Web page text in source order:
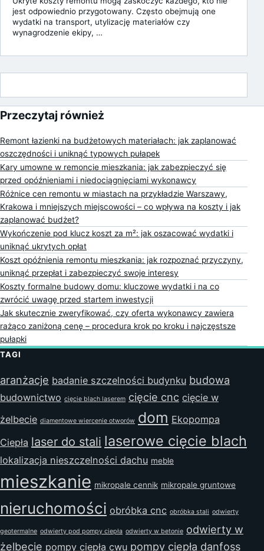
jest odpowiednio przygotowany. Często obejmują one
wydatki na transport, utylizację materiałów czy
wynagrodzenie ekipy, …
Przeczytaj również
Remont łazienki na budżetowych materiałach: jak zaplanować
oszczędności i uniknąć typowych pułapek
Kary umowne w remoncie mieszkania: jak zabezpieczyć się
przed opóźnieniami i niedociągnięciami wykonawcy
Różnice cen remontu w miastach na przykładzie Warszawy,
Krakowa i mniejszych miejscowości – co wpływa na koszty i jak
zaplanować budżet?
Wykończenie pod klucz koszt za m²: jak oszacować wydatki i
uniknąć ukrytych opłat
Koszt opóźnienia remontu mieszkania: jak rozpoznać przyczyny,
uniknąć przepłat i zabezpieczyć swoje interesy
Koszty formalne budowy domu: kluczowe wydatki i na co
zwrócić uwagę przed startem inwestycji
Jak skutecznie zweryfikować, czy oferta wykonawcy zawiera
rażąco zaniżoną cenę – procedura krok po kroku i najczęstsze
pułapki
TAGI
aranżacje badanie szczelności budynku budowa
budownictwo cięcie blach laserem cięcie cnc cięcie w
żelbecie diamentowe wiercenie otworów dom Ekopompa
Ciepła laser do stali laserowe cięcie blach
lokalizacja nieszczelności dachu meble
mieszkanie mikropale cennik mikropale gruntowe
nieruchomości obróbka cnc obróbka stali odwierty
geotermalne odwierty pod pompy ciepła odwierty w betonie odwierty w
żelbecie pompy ciepła cwu pompy ciepła danfoss